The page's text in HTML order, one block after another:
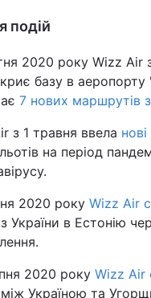
подій
2020 року Wizz Air
базу в аеропорту
7 нових маршрутів
з 1 травня ввела
на період
2020 року Wizz Air
з України в Естонію
2020 року Wizz Air
між Україною та